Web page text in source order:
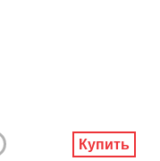
Купить